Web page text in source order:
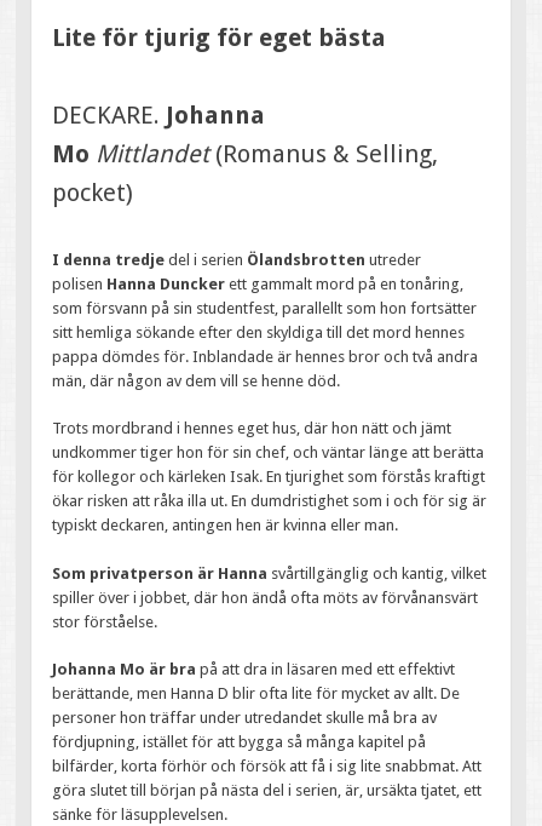
Lite för tjurig för eget bästa
DECKARE. Johanna
Mo Mittlandet(Romanus & Selling,
pocket)
I denna tredje del i serien Ölandsbrotten utreder
polisen Hanna Duncker ett gammalt mord på en tonåring,
som försvann på sin studentfest, parallellt som hon fortsätter
sitt hemliga sökande efter den skyldiga till det mord hennes
pappa dömdes för. Inblandade är hennes bror och två andra
män, där någon av dem vill se henne död.
Trots mordbrand i hennes eget hus, där hon nätt och jämt
undkommer tiger hon för sin chef, och väntar länge att berätta
för kollegor och kärleken Isak. En tjurighet som förstås kraftigt
ökar risken att råka illa ut. En dumdristighet som i och för sig är
typiskt deckaren, antingen hen är kvinna eller man.
Som privatperson är Hanna svårtillgänglig och kantig, vilket
spiller över i jobbet, där hon ändå ofta möts av förvånansvärt
stor förståelse.
Johanna Mo är brapå att dra in läsaren med ett effektivt
berättande, men Hanna D blir ofta lite för mycket av allt. De
personer hon träffar under utredandet skulle må bra av
fördjupning, istället för att bygga så många kapitel på
bilfärder, korta förhör och försök att få i sig lite snabbmat. Att
göra slutet till början på nästa del i serien, är, ursäkta tjatet, ett
sänke för läsupplevelsen.